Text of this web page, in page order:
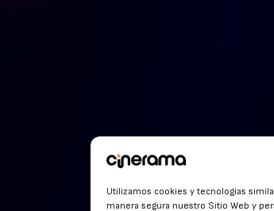
Utilizamos cookies y tecnologías
manera segura nuestro Sitio Web y